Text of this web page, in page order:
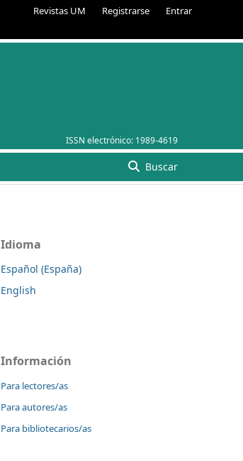
Revistas UM Registrarse Entrar
ISSN electrónico: 1989-4619
Buscar
Idioma
Español (España)
English
Información
Para lectores/as
Para autores/as
Para bibliotecarios/as